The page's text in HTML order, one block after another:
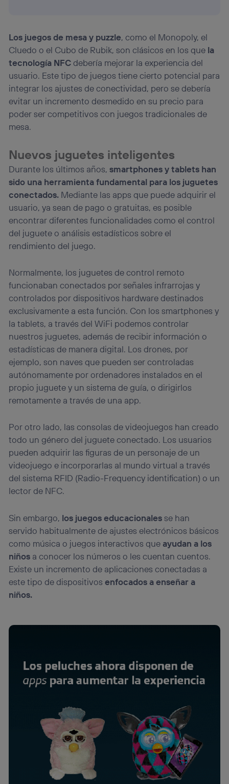
Los juegos de mesa y puzzle, como el Monopoly, el
Cluedo o el Cubo de Rubik, son clásicos en los que la
tecnología NFCdebería mejorar la experiencia del
usuario. Este tipo de juegos tiene cierto potencial para
integrar los ajustes de conectividad, pero se debería
evitar un incremento desmedido en su precio para
poder ser competitivos con juegos tradicionales de
mesa.
Nuevos juguetes inteligentes
Durante los últimos años,smartphones y tablets han
sido una herramienta fundamental para los juguetes
conectados. Mediante las apps que puede adquirir el
usuario, ya sean de pago o gratuitas, es posible
encontrar diferentes funcionalidades como el control
del juguete o análisis estadísticos sobre el
rendimiento del juego.
Normalmente, los juguetes de control remoto
funcionaban conectados por señales infrarrojas y
controlados por dispositivos hardware destinados
exclusivamente a esta función. Con los smartphones y
la tablets, a través del WiFi podemos controlar
nuestros juguetes, además de recibir información o
estadísticas de manera digital. Los drones, por
ejemplo, son naves que pueden ser controladas
autónomamente por ordenadores instalados en el
propio juguete y un sistema de guía, o dirigirlos
remotamente a través de una app.
Por otro lado, las consolas de videojuegos han creado
todo un género del juguete conectado. Los usuarios
pueden adquirir las figuras de un personaje de un
videojuego e incorporarlas al mundo virtual a través
del sistema RFID (Radio-Frequency identification) o un
lector de NFC.
Sin embargo, los juegos educacionalesse han
servido habitualmente de ajustes electrónicos básicos
como música o juegos interactivos que ayudan a los
niños a conocer los números o les cuentan cuentos.
Existe un incremento de aplicaciones conectadas a
este tipo de dispositivosenfocados a enseñar a
niños.